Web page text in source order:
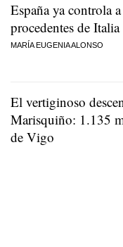
España ya controla
procedentes de Italia
MARÍA EUGENIA ALONSO
El vertiginoso
Marisquiño: 1.135
de Vigo